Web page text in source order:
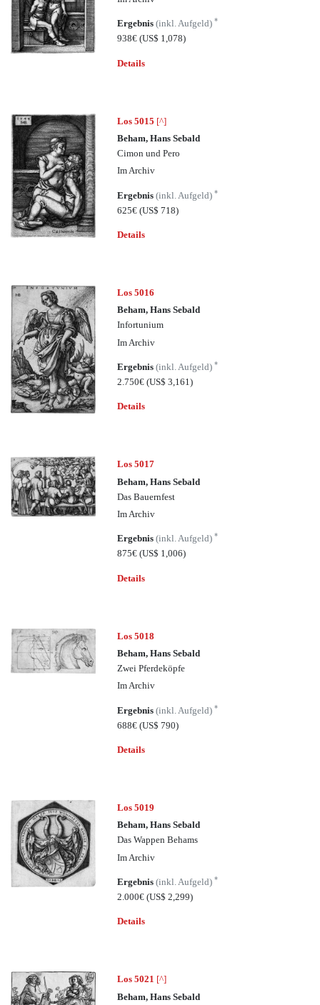
Ergebnis(inkl. Aufgeld)*
938€(US$ 1,078)
Details
Los 5015 [^]
Beham, Hans Sebald
Cimon und Pero
Im Archiv
Ergebnis(inkl. Aufgeld)*
625€(US$ 718)
Details
Los 5016
Beham, Hans Sebald
Infortunium
Im Archiv
Ergebnis(inkl. Aufgeld)*
2.750€(US$ 3,161)
Details
Los 5017
Beham, Hans Sebald
Das Bauernfest
Im Archiv
Ergebnis(inkl. Aufgeld)*
875€(US$ 1,006)
Details
Los 5018
Beham, Hans Sebald
Zwei Pferdeköpfe
Im Archiv
Ergebnis(inkl. Aufgeld)*
688€(US$ 790)
Details
Los 5019
Beham, Hans Sebald
Das Wappen Behams
Im Archiv
Ergebnis(inkl. Aufgeld)*
2.000€(US$ 2,299)
Details
Los 5021 [^]
Beham, Hans Sebald